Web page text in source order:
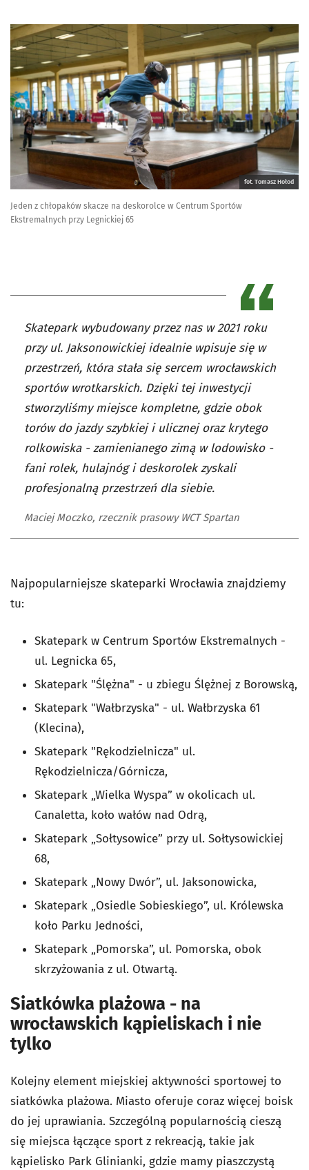
fot. Tomasz Hołod
Jeden z chłopaków skacze na deskorolce w Centrum Sportów
Ekstremalnych przy Legnickiej 65
Skatepark wybudowany przez nas w 2021 roku
przy ul. Jaksonowickiej idealnie wpisuje się w
przestrzeń, która stała się sercem wrocławskich
sportów wrotkarskich. Dzięki tej inwestycji
stworzyliśmy miejsce kompletne, gdzie obok
torów do jazdy szybkiej i ulicznej oraz krytego
rolkowiska - zamienianego zimą w lodowisko -
fani rolek, hulajnóg i deskorolek zyskali
profesjonalną przestrzeń dla siebie.
Maciej Moczko, rzecznik prasowy WCT Spartan
Najpopularniejsze skateparki Wrocławia znajdziemy
tu:
Skatepark w Centrum Sportów Ekstremalnych -
ul. Legnicka 65,
Skatepark "Ślężna" - u zbiegu Ślężnej z Borowską,
Skatepark "Wałbrzyska" - ul. Wałbrzyska 61
(Klecina),
Skatepark "Rękodzielnicza" ul.
Rękodzielnicza/Górnicza,
Skatepark „Wielka Wyspa” w okolicach ul.
Canaletta, koło wałów nad Odrą,
Skatepark „Sołtysowice” przy ul. Sołtysowickiej
68,
Skatepark „Nowy Dwór”, ul. Jaksonowicka,
Skatepark „Osiedle Sobieskiego”, ul. Królewska
koło Parku Jedności,
Skatepark „Pomorska”, ul. Pomorska, obok
skrzyżowania z ul. Otwartą.
Siatkówka plażowa - na
wrocławskich kąpieliskach i nie
tylko
Kolejny element miejskiej aktywności sportowej to
siatkówka plażowa. Miasto oferuje coraz więcej boisk
do jej uprawiania. Szczególną popularnością cieszą
się miejsca łączące sport z rekreacją, takie jak
kąpielisko Park Glinianki, gdzie mamy piaszczystą